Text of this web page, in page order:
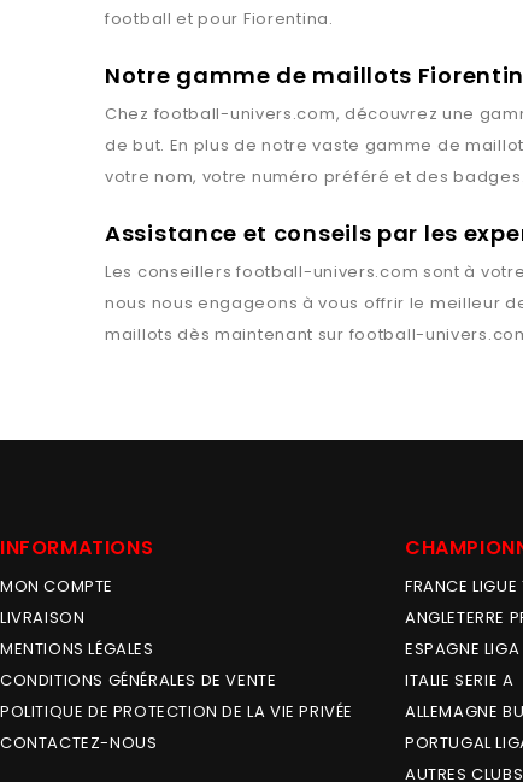
football et pour Fiorentina.
Notre gamme de maillots
Chez football-univers.com, découvrez une
de but. En plus de notre vaste gamme de
votre nom, votre numéro préféré et des badges.
Assistance et conseils par les
Les conseillersfootball-univers.com sont à
nous nous engageons à vous offrir le meilleur
maillots dès maintenant sur football-
INFORMATIONS
MON COMPTE
LIVRAISON
MENTIONS LÉGALES
CONDITIONS GÉNÉRALES DE VENTE
POLITIQUE DE PROTECTION DE LA VIE PRIVÉE
CONTACTEZ-NOUS
FRANCE LIGUE
ANGLETERRE
ESPAGNE LIGA
ITALIE SERIE A
ALLEMAGNE
PORTUGAL
AUTRES CLUBS